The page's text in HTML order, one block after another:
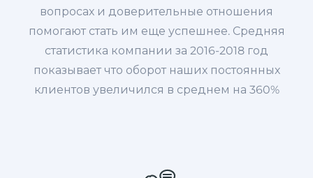
вопросах и доверительные отношения
помогают стать им еще успешнее. Средняя
статистика компании за 2016-2018 год
показывает что оборот наших постоянных
клиентов увеличился в среднем на 360%